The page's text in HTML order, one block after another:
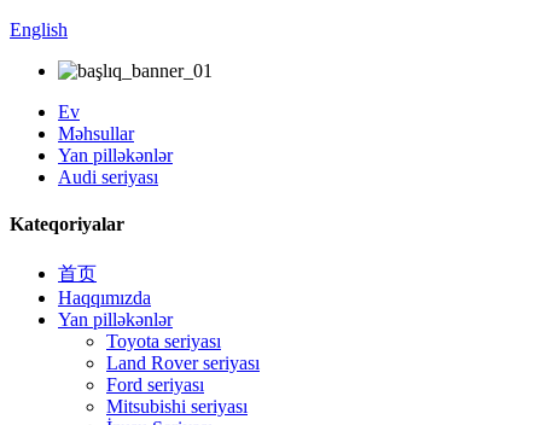
English
Ev
Məhsullar
Yan pilləkənlər
Audi seriyası
Kateqoriyalar
首页
Haqqımızda
Yan pilləkənlər
Toyota seriyası
Land Rover seriyası
Ford seriyası
Mitsubishi seriyası